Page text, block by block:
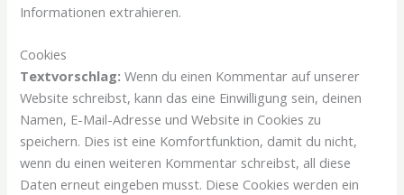
Informationen extrahieren.
Cookies
Textvorschlag:Wenn du einen Kommentar auf unserer
Website schreibst, kann das eine Einwilligung sein, deinen
Namen, E-Mail-Adresse und Website in Cookies zu
speichern. Dies ist eine Komfortfunktion, damit du nicht,
wenn du einen weiteren Kommentar schreibst, all diese
Daten erneut eingeben musst. Diese Cookies werden ein